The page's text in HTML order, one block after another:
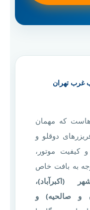
غرب تهران
که مهمان
دوقلو و
کیفیت موتور،
به بافت خاص
(اکبرآباد)،
و صالحیه) و